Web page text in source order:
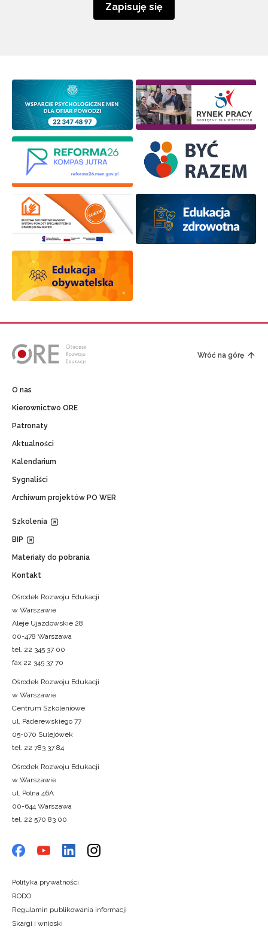
Zapisuję się
Wróć na górę
O nas
Kierownictwo ORE
Patronaty
Aktualności
Kalendarium
Sygnaliści
Archiwum projektów PO WER
Szkolenia
BIP
Materiały do pobrania
Kontakt
Ośrodek Rozwoju Edukacji
w Warszawie
Aleje Ujazdowskie 28
00-478 Warszawa
tel. 22 345 37 00
fax 22 345 37 70
Ośrodek Rozwoju Edukacji
w Warszawie
Centrum Szkoleniowe
ul. Paderewskiego 77
05-070 Sulejówek
tel. 22 783 37 84
Ośrodek Rozwoju Edukacji
w Warszawie
ul. Polna 46A
00-644 Warszawa
tel. 22 570 83 00
Polityka prywatności
RODO
Regulamin publikowania informacji
Skargi i wnioski